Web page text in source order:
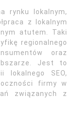
rynku lokalnym,
z lokalnym
atutem. Taki
regionalnego
oraz
Jest to
lokalnego SEO,
firmy w
związanych z